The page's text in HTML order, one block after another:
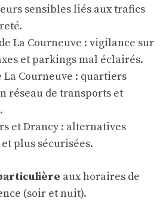
sensibles liés aux trafics
La Courneuve : vigilance sur
et parkings mal éclairés.
Courneuve : quartiers
réseau de transports et
et Drancy : alternatives
plus sécurisées.
aux horaires de
(soir et nuit).